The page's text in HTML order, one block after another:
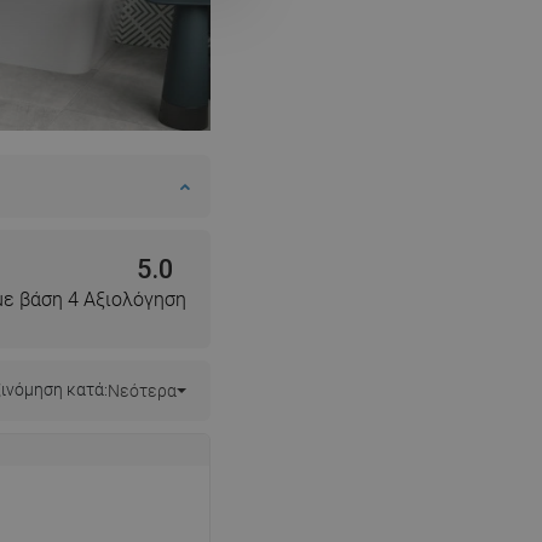
5.0
βάση 4 Αξιολόγηση
κατά:Νεότερα